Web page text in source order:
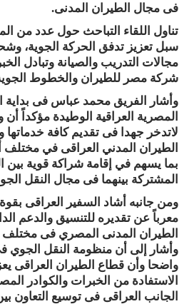
فى مجال الطيران المدنى.
تناول اللقاء التباحث حول عدد من
سبل تعزيز تدفق الحركة الجوية،
مجالات التدريب والصيانة وتبادل
شركة مصر للطيران والخطوط الجوية
وأشار الفريق محمد عباس فى بداية
المصرية العراقية الوطيدة مؤكداً أن
لاتدخر جهدا فى تقديم كافة خدماتها
الطيران المدني العراقى في
بما يسهم في إقامة شراكة قوية بين
المشتركة بينهما فى مجال النقل
ومن جانبه أشاد السفير العراقى بقوة
معرباً عن تقديره للتنسيق والدعم
الطيران المدنى المصري فى
وأشار إلى أن منظومة النقل الجوي
واضحا وأن قطاع الطيران العراقى
الاستفادة من الخبرات والكوادر
الجانب العراقى فى توسيع التعاون